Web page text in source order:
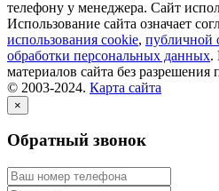
телефону у менеджера. Сайт
Использование сайта означает
использования cookie, публичной
обработки персональных данных.
материалов сайта без разрешения
© 2003-2024. Карта сайта
×
Обратный звонок